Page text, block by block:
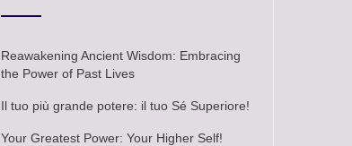
Reawakening Ancient Wisdom: Embracing
the Power of Past Lives
Il tuo più grande potere: il tuo Sé Superiore!
Your Greatest Power: Your Higher Self!